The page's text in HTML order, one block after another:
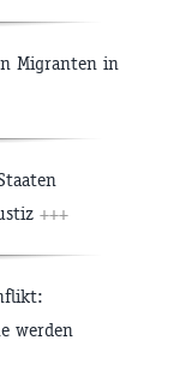
Migranten in
+++
werden